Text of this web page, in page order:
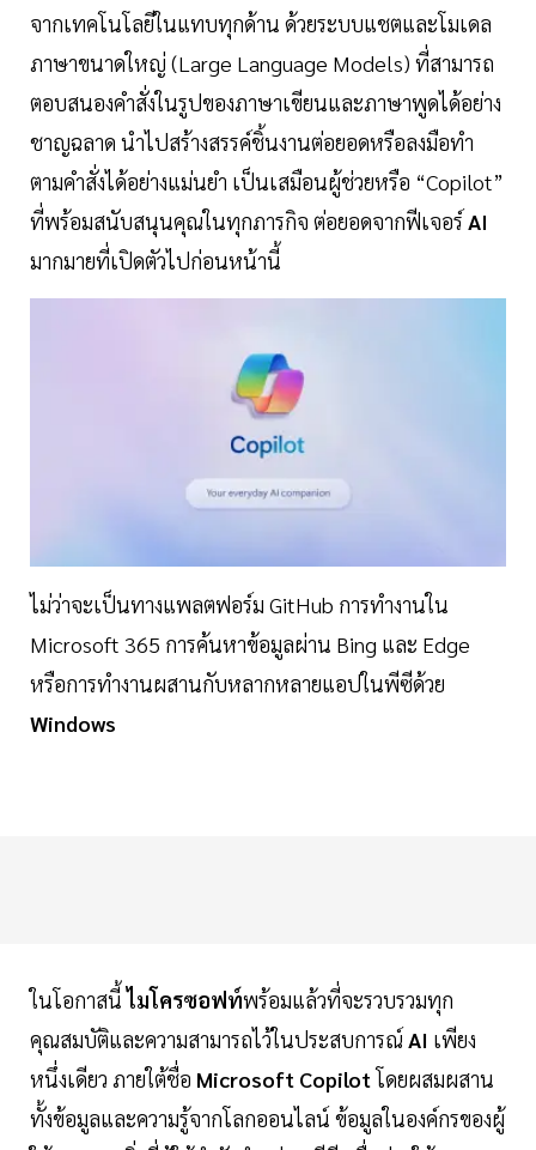
จากเทคโนโลยีในแทบทุกด้าน ด้วยระบบแชตและโมเดล
ภาษาขนาดใหญ่ (Large Language Models) ที่สามารถ
ตอบสนองคำสั่งในรูปของภาษาเขียนและภาษาพูดได้อย่าง
ชาญฉลาด นำไปสร้างสรรค์ชิ้นงานต่อยอดหรือลงมือทำ
ตามคำสั่งได้อย่างแม่นยำ เป็นเสมือนผู้ช่วยหรือ “Copilot”
ที่พร้อมสนับสนุนคุณในทุกภารกิจ ต่อยอดจากฟีเจอร์ AI
มากมายที่เปิดตัวไปก่อนหน้านี้
ไม่ว่าจะเป็นทางแพลตฟอร์ม GitHub การทำงานใน
Microsoft 365 การค้นหาข้อมูลผ่าน Bing และ Edge
หรือการทำงานผสานกับหลากหลายแอปในพีซีด้วย
Windows
ในโอกาสนี้ไมโครซอฟท์พร้อมแล้วที่จะรวบรวมทุก
คุณสมบัติและความสามารถไว้ในประสบการณ์ AI เพียง
หนึ่งเดียว ภายใต้ชื่อ Microsoft Copilotโดยผสมผสาน
ทั้งข้อมูลและความรู้จากโลกออนไลน์ ข้อมูลในองค์กรของผู้